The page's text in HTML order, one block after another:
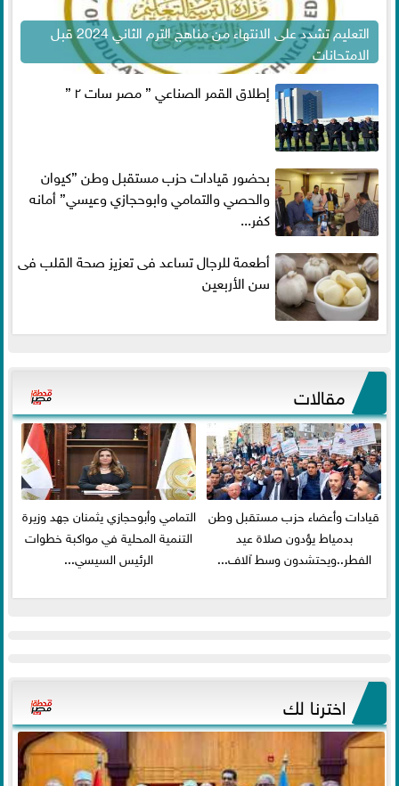
التعليم تشدد على الانتهاء من مناهج الترم الثاني 2024 قبل
الامتحانات
إطلاق القمر الصناعي ” مصر سات ٢ ”
بحضور قيادات حزب مستقبل وطن ”كيوان
والحصي والتمامي وابوحجازي وعيسي” أمانه
كفر...
أطعمة للرجال تساعد فى تعزيز صحة القلب فى
سن الأربعين
مقالات
قيادات وأعضاء حزب مستقبل وطن
بدمياط يؤدون صلاة عيد
الفطر..ويحتشدون وسط آلاف...
التمامي وأبوحجازي يثمنان جهد وزيرة
التنمية المحلية في مواكبة خطوات
الرئيس السيسي...
اخترنا لك